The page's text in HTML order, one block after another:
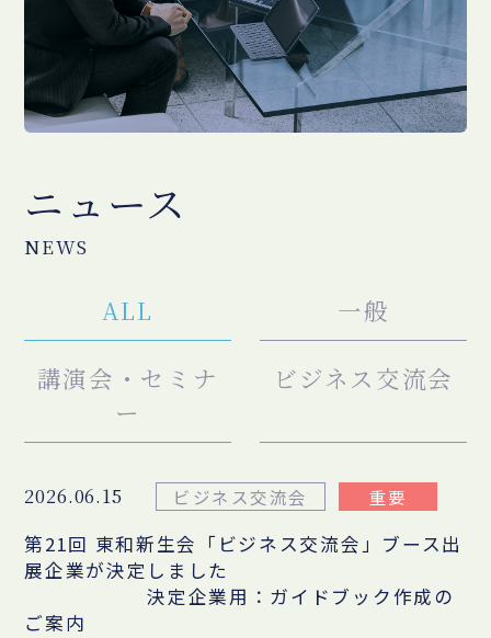
ニュース
NEWS
ALL
一般
講演会・セミナ
ー
ビジネス交流会
2026.06.15 ビジネス交流会 重要
第21回 東和新生会「ビジネス交流会」ブース出
展企業が決定しました
決定企業用：ガイドブック作成の
ご案内